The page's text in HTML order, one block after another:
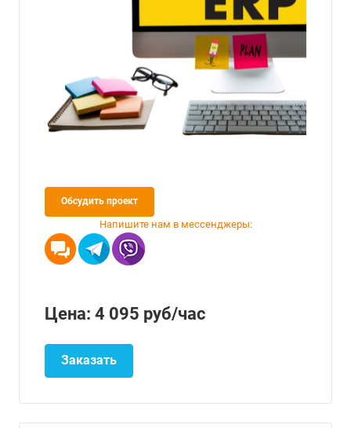
Обсудить проект
Напишите нам в мессенджеры:
Цена: 4 095 руб/час
Заказать